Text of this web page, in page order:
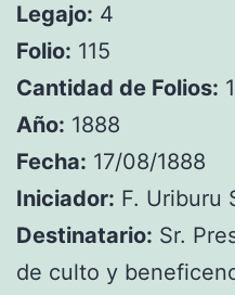
Legajo: 4
Folio: 115
Cantidad de Folios: 1
Año: 1888
Fecha: 17/08/1888
Iniciador: F. Uriburu
Destinatario: Sr.
de culto y